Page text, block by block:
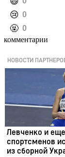
️😢 0
️🤬 0
комментарии